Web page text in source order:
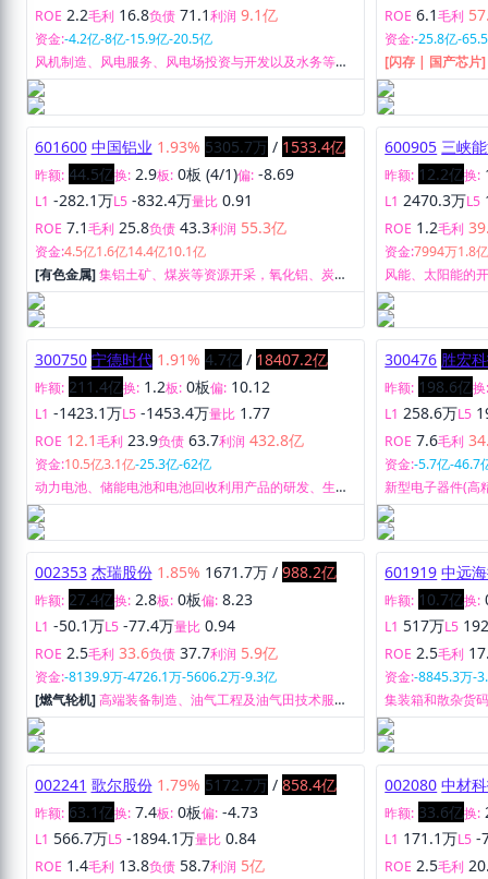
ROE 2.2毛利 16.8负债 71.1利润 9.1亿
资金:-4.2亿-8亿-15.9亿-20.5亿
风机制造、风电服务、风电场投资与开发以及水务等其
他业务。
ROE 6.1毛利
资金:-25.8亿-
[闪存 | 国产芯
技术支持业务。
601600 中国铝业 1.93% 5305.7万 / 1533.4亿
昨额: 44.5亿换: 2.9板: 0板 (4/1)偏: -8.69
L1 -282.1万L5 -832.4万量比 0.91
ROE 7.1毛利 25.8负债 43.3利润 55.3亿
资金:4.5亿1.6亿14.4亿10.1亿
[有色金属]集铝土矿、煤炭等资源开采，氧化铝、炭
素、原铝和铝合金产品生产、销售、技术研发，国际贸
易，物流产业，火力及新能源发电于一体的大型铝生
产。
600905 三峡
昨额: 12.2亿换:
L1 2470.3万L5
ROE 1.2毛利
资金:7994万1.8
风能、太阳能的
300750 宁德时代 1.91% 4.7亿 / 18407.2亿
昨额: 211.4亿换: 1.2板: 0板偏: 10.12
L1 -1423.1万L5 -1453.4万量比 1.77
ROE 12.1毛利 23.9负债 63.7利润 432.8亿
资金:10.5亿3.1亿-25.3亿-62亿
动力电池、储能电池和电池回收利用产品的研发、生产
和销售及售后服务。
300476 胜宏
昨额: 198.6亿
L1 258.6万L5
ROE 7.6毛利
资金:-5.7亿-46.7
新型电子器件(高
售。
002353 杰瑞股份 1.85% 1671.7万 / 988.2亿
昨额: 27.4亿换: 2.8板: 0板偏: 8.23
L1 -50.1万L5 -77.4万量比 0.94
ROE 2.5毛利 33.6负债 37.7利润 5.9亿
资金:-8139.9万-4726.1万-5606.2万-9.3亿
[燃气轮机]高端装备制造、油气工程及油气田技术服
务、环境治理、新能源领域。
601919 中远
昨额: 10.7亿换:
L1 517万L5
ROE 2.5毛利
资金:-8845.3万-
集装箱和散杂货
002241 歌尔股份 1.79% 5172.7万 / 858.4亿
昨额: 63.1亿换: 7.4板: 0板偏: -4.73
L1 566.7万L5 -1894.1万量比 0.84
ROE 1.4毛利 13.8负债 58.7利润 5亿
002080 中材
昨额: 33.6亿换:
L1 171.1万L5 -
ROE 2.5毛利